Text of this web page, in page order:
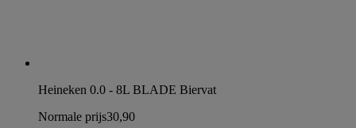
Heineken 0.0 - 8L BLADE Biervat
Normale prijs30,90